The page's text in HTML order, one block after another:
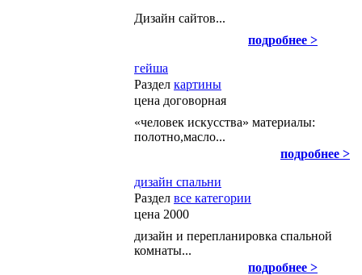
Дизайн сайтов...
подробнее >
гейша
Раздел картины
цена договорная
«человек искусства» материалы:
полотно,масло...
подробнее >
дизайн спальни
Раздел все категории
цена 2000
дизайн и перепланировка спальной
комнаты...
подробнее >